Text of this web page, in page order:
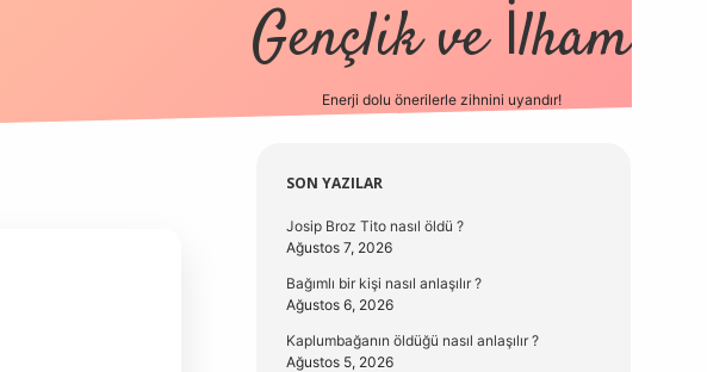
Gençlik ve İlham
Enerji dolu önerilerle zihnini uyandır!
Sidebar
SON YAZILAR
Josip Broz Tito nasıl öldü ?
Ağustos 7, 2026
Bağımlı bir kişi nasıl anlaşılır ?
Ağustos 6, 2026
Kaplumbağanın öldüğü nasıl anlaşılır ?
Ağustos 5, 2026